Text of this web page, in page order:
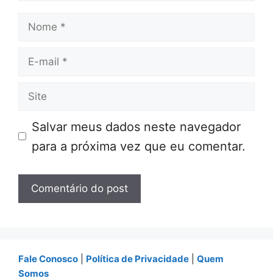
Nome
E-
Site
Salvar meus dados neste navegador
para a próxima vez que eu comentar.
Fale Conosco Política de Privacidade
Quem
Somos